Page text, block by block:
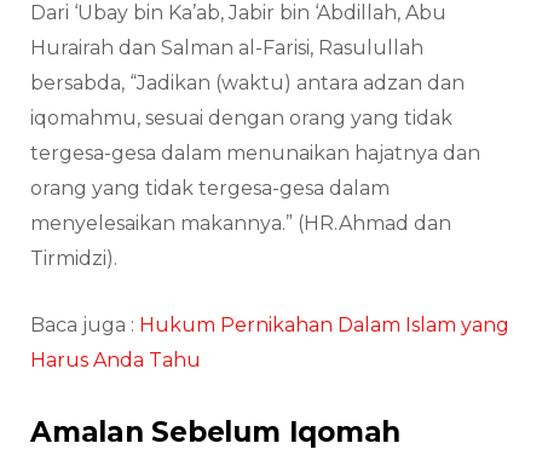
Dari ‘Ubay bin Ka’ab, Jabir bin ‘Abdillah, Abu
Hurairah dan Salman al-Farisi, Rasulullah
bersabda, “Jadikan (waktu) antara adzan dan
iqomahmu, sesuai dengan orang yang tidak
tergesa-gesa dalam menunaikan hajatnya dan
orang yang tidak tergesa-gesa dalam
menyelesaikan makannya.” (HR.Ahmad dan
Tirmidzi).
Baca juga : Hukum Pernikahan Dalam Islam yang
Harus Anda Tahu
Amalan Sebelum Iqomah